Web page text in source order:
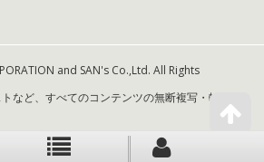
and SAN's Co.,Ltd. All Rights
など、すべてのコンテンツの無断複写・転載・